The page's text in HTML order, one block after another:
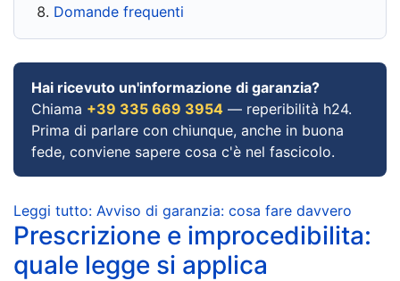
Domande frequenti
Hai ricevuto un'informazione di garanzia?
Chiama +39 335 669 3954 — reperibilità h24.
Prima di parlare con chiunque, anche in buona
fede, conviene sapere cosa c'è nel fascicolo.
Leggi tutto: Avviso di garanzia: cosa fare davvero
Prescrizione e improcedibilita:
quale legge si applica